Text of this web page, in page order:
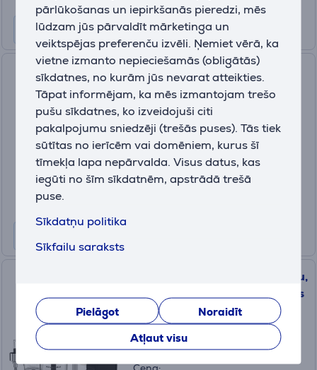
pārlūkošanas un iepirkšanās pieredzi, mēs
lūdzam jūs pārvaldīt mārketinga un
veiktspējas preferenču izvēli. Ņemiet vērā, ka
vietne izmanto nepieciešamās (obligātās)
sīkdatnes, no kurām jūs nevarat atteikties.
Tāpat informējam, ka mēs izmantojam trešo
pušu sīkdatnes, ko izveidojuši citi
pakalpojumu sniedzēji (trešās puses). Tās tiek
sūtītas no ierīcēm vai domēniem, kurus šī
tīmekļa lapa nepārvalda. Visus datus, kas
iegūti no šīm sīkdatnēm, apstrādā trešā
puse.
Sīkdatņu politika
Sīkfailu saraksts
Pielāgot
Noraidīt
Atļaut visu
Severin, 400 W, pelēka -
Virtuves kombains
KM3865
Ir noliktavā
Cena:
59.99 €
KitchenAid Go, ar akumulatoru,
matēta melna - Bezvadu rokas
blenderis
5KHBRV75BM
Ir noliktavā